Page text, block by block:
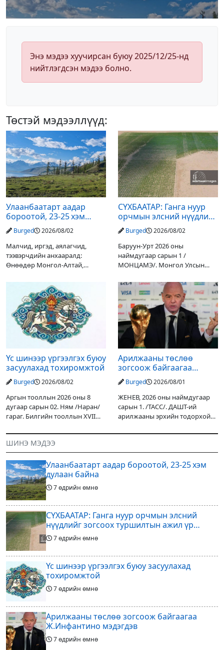
Энэ мэдээ хуучирсан буюу 2025/12/25-нд
нийтлэгдсэн мэдээ болно.
Төстэй мэдээллүүд:
Улаанбаатарт аадар
бороотой, 23-25 хэм
дулаан байна
Burged 2026/08/02
Малчид, иргэд, аялагчид,
тээвэрчдийн анхааралд:
Өнөөдөр Монгол-Алтай,
уулархаг нутгаар бороо, дуу
цахилгаантай аадар бороо
орох тул голуудын усны
түвшин нэмэгдэх, нөөлөг
СҮХБААТАР: Ганга нуур
орчмын элсний нүүдлийг
зогсоох туршилтын ажил
үр дүнгээ өгч эхэлжээ
Burged 2026/08/02
Баруун-Урт 2026 оны
наймдугаар сарын 1 /
МОНЦАМЭ/. Монгол Улсын
Дарьгангын Ганга нуурыг
сэргээн, хамгаалах төслийг
улсын төсвийн хөрөнгө
оруулалтаар хийж буй.
Төслийн
Үс шинээр үргээлгэх буюу
засуулахад тохиромжтой
Burged 2026/08/02
Аргын тооллын 2026 оны 8
дугаар сарын 02. Ням /Наран/
гараг. Билгийн тооллын XVII
гал Морин жилийн Зуны адаг
хөхөгчин хонь сарын шинийн
19, Адъяа /Асралт/
Арилжааны төслөө
зогсоож байгаагаа
Ж.Инфантино мэдэгдэв
Burged 2026/08/01
ЖЕНЕВ, 2026 оны наймдугаар
сарын 1. /ТАСС/. ДАШТ-ий
арилжааны эрхийн тодорхой
оруулагчдад худалдах
шийдвэрлэснээ ФИФА-гийн
ерөнхийлөгч Жанни
ШИНЭ МЭДЭЭ
Улаанбаатарт аадар бороотой, 23-25 хэм
дулаан байна
7 өдрийн өмнө
СҮХБААТАР: Ганга нуур орчмын элсний
нүүдлийг зогсоох туршилтын ажил үр
дүнгээ өгч эхэлжээ
7 өдрийн өмнө
Үс шинээр үргээлгэх буюу засуулахад
тохиромжтой
7 өдрийн өмнө
Арилжааны төслөө зогсоож байгаагаа
Ж.Инфантино мэдэгдэв
7 өдрийн өмнө